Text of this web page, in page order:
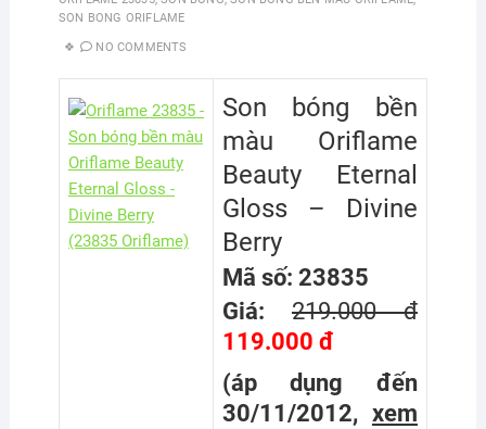
SON BONG ORIFLAME
NO COMMENTS
Son bóng bền
màu Oriflame
Beauty Eternal
Gloss – Divine
Berry
Mã số: 23835
Giá: 219.000 đ
119.000 đ
(áp dụng đến
30/11/2012, xem